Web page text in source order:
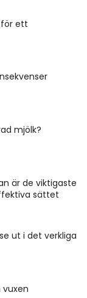
för ett
mjölk?
är de viktigaste
sättet
ut i det verkliga
vuxen